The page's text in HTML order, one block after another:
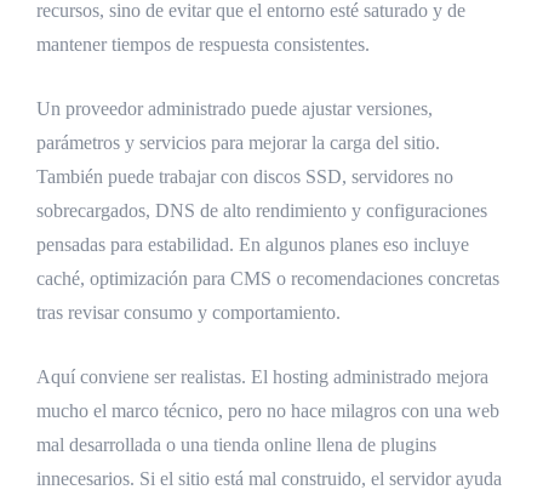
recursos, sino de evitar que el entorno esté saturado y de
mantener tiempos de respuesta consistentes.
Un proveedor administrado puede ajustar versiones,
parámetros y servicios para mejorar la carga del sitio.
También puede trabajar con discos SSD, servidores no
sobrecargados, DNS de alto rendimiento y configuraciones
pensadas para estabilidad. En algunos planes eso incluye
caché, optimización para CMS o recomendaciones concretas
tras revisar consumo y comportamiento.
Aquí conviene ser realistas. El hosting administrado mejora
mucho el marco técnico, pero no hace milagros con una web
mal desarrollada o una tienda online llena de plugins
innecesarios. Si el sitio está mal construido, el servidor ayuda